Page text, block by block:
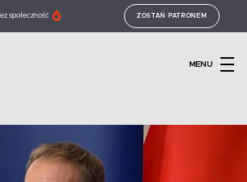
społeczność ZOSTAŃ PATRONEM
MENU